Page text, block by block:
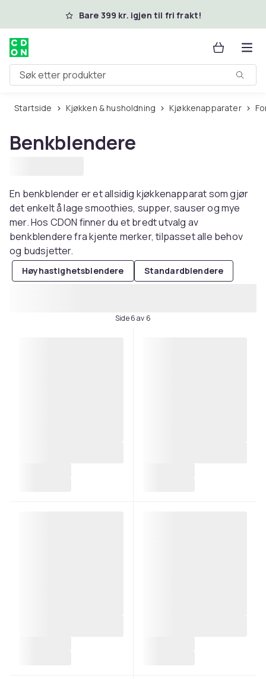
Hopp til hovedinnholdBare 399 kr. igjen til fri frakt!
Søk etter produkter
Startside Kjøkken & husholdning Kjøkkenapparater
Benkblendere
En benkblender er et allsidig kjøkkenapparat som gjør
det enkelt å lage smoothies, supper, sauser og mye
mer. Hos CDON finner du et bredt utvalg av
benkblendere fra kjente merker, tilpasset alle behov
og budsjetter.
Høyhastighetsblendere Standardblendere
Side 6 av 6